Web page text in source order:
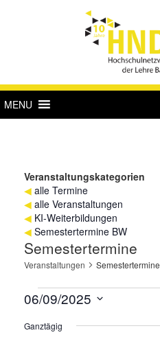
MENU
Veranstaltungskategorien
◀ alle Termine
◀ alle Veranstaltungen
◀ KI-Weiterbildungen
◀ Semestertermine BW
Semestertermine
Veranstaltungen Semestertermine
Veranstaltungen
für
06/09/2025
wählen.
Ganztägig